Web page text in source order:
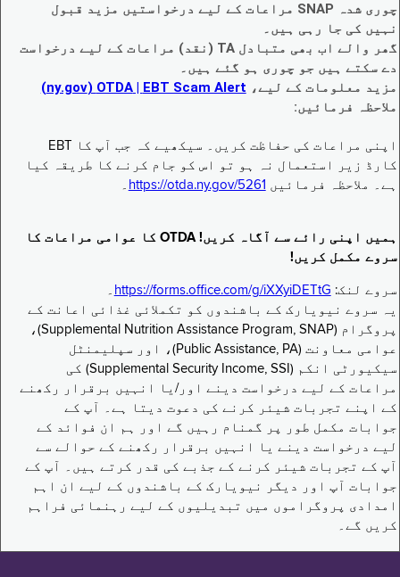
چوری شدہ SNAP مراعات کے لیے درخواستیں مزید قبول
نہیں کی جا رہی ہیں۔
گھر والے اب بھی متبادل TA (نقد) مراعات کے لیے درخواست
دے سکتے ہیں جو چوری ہو گئے ہیں۔
مزید معلومات کے لیے، EBT Scam Alert ‏| OTDA ‏(ny.gov)
ملاحظہ فرمائیں:
اپنی مراعات کی حفاظت کریں۔ سیکھیے کہ جب آپ کا EBT
کارڈ زیر استعمال نہ ہو تو اس کو جام کرنے کا طریقہ کیا
ہے۔ ملاحظہ فرمائیں https://otda.ny.gov/5261 ۔
ہمیں اپنی رائے سے آگاہ کریں! OTDA کا عوامی مراعات کا
سروے مکمل کریں!
سروے لنک: https://forms.office.com/g/iXXyiDETtG ۔
یہ سروے نیویارک کے باشندوں کو تکملائی غذائی اعانت کے
پروگرام (Supplemental Nutrition Assistance Program, SNAP)،
عوامی معاونت (Public Assistance, PA)، اور سپلیمنٹل
سیکیورٹی انکم (Supplemental Security Income, SSI) کی
مراعات کے لیے درخواست دینے اور/یا انہیں برقرار رکھنے
کے اپنے تجربات شیئر کرنے کی دعوت دیتا ہے۔ آپ کے
جوابات مکمل طور پر گمنام رہیں گے اور ہم ان فوائد کے
لیے درخواست دینے یا انہیں برقرار رکھنے کے حوالے سے
آپ کے تجربات شیئر کرنے کے جذبے کی قدر کرتے ہیں۔ آپ کے
جوابات آپ اور دیگر نیویارک کے باشندوں کے لیے ان اہم
امدادی پروگراموں میں تبدیلیوں کے لیے رہنمائی فراہم
کریں گے۔